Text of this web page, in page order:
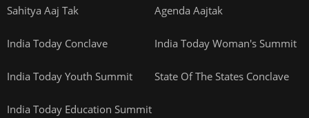
Sahitya Aaj Tak Agenda Aajtak
India Today Conclave India Today Woman's Summit
India Today Youth Summit State Of The States Conclave
India Today Education Summit